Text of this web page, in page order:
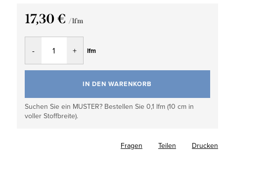
17,30 € / lfm
Verkaufspreis:
lfm
IN DEN WARENKORB
Suchen Sie ein MUSTER? Bestellen Sie 0,1 lfm (10 cm in
voller Stoffbreite).
Drucken
Fragen Teilen